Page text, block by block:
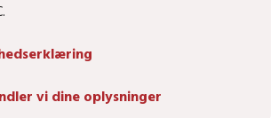
vi dine oplysninger